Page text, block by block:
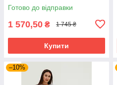
Готово до відправки
1 570,50 ₴ 1 745 ₴
Купити
–10%